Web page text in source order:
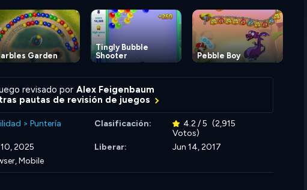
Garden
Tingly Bubble
Shooter
Pebble Boy
revisado por Alex Feigenbaum
pautas de revisión de juegos
> Puntería Clasificación: 4.2 / 5 (2,915
Votos)
2025 Liberar:
Jun 14, 2017
Mobile